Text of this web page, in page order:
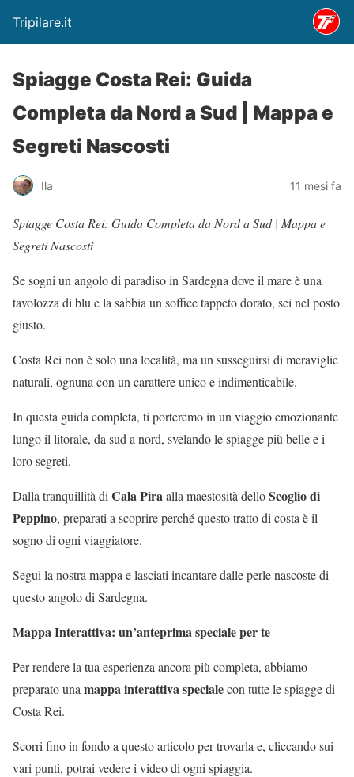
Tripilare.it
Spiagge Costa Rei: Guida
Completa da Nord a Sud | Mappa e
Segreti Nascosti
Ila 11 mesi fa
Spiagge Costa Rei: Guida Completa da Nord a Sud | Mappa e
Segreti Nascosti
Se sogni un angolo di paradiso in Sardegna dove il mare è una
tavolozza di blu e la sabbia un soffice tappeto dorato, sei nel posto
giusto.
Costa Rei non è solo una località, ma un susseguirsi di meraviglie
naturali, ognuna con un carattere unico e indimenticabile.
In questa guida completa, ti porteremo in un viaggio emozionante
lungo il litorale, da sud a nord, svelando le spiagge più belle e i
loro segreti.
Dalla tranquillità di Cala Piraalla maestosità delloScoglio di
Peppino, preparati a scoprire perché questo tratto di costa è il
sogno di ogni viaggiatore.
Segui la nostra mappa e lasciati incantare dalle perle nascoste di
questo angolo di Sardegna.
Mappa Interattiva: un’anteprima speciale per te
Per rendere la tua esperienza ancora più completa, abbiamo
preparato una mappa interattiva specialecon tutte le spiagge di
Costa Rei.
Scorri fino in fondo a questo articolo per trovarla e, cliccando sui
vari punti, potrai vedere i video di ogni spiaggia.